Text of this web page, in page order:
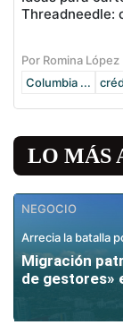
Threadneedle:
Por Romina López
Columbia ...
LO MÁS
NEGOCIO
Arrecia la batalla
Migración
de gestores»